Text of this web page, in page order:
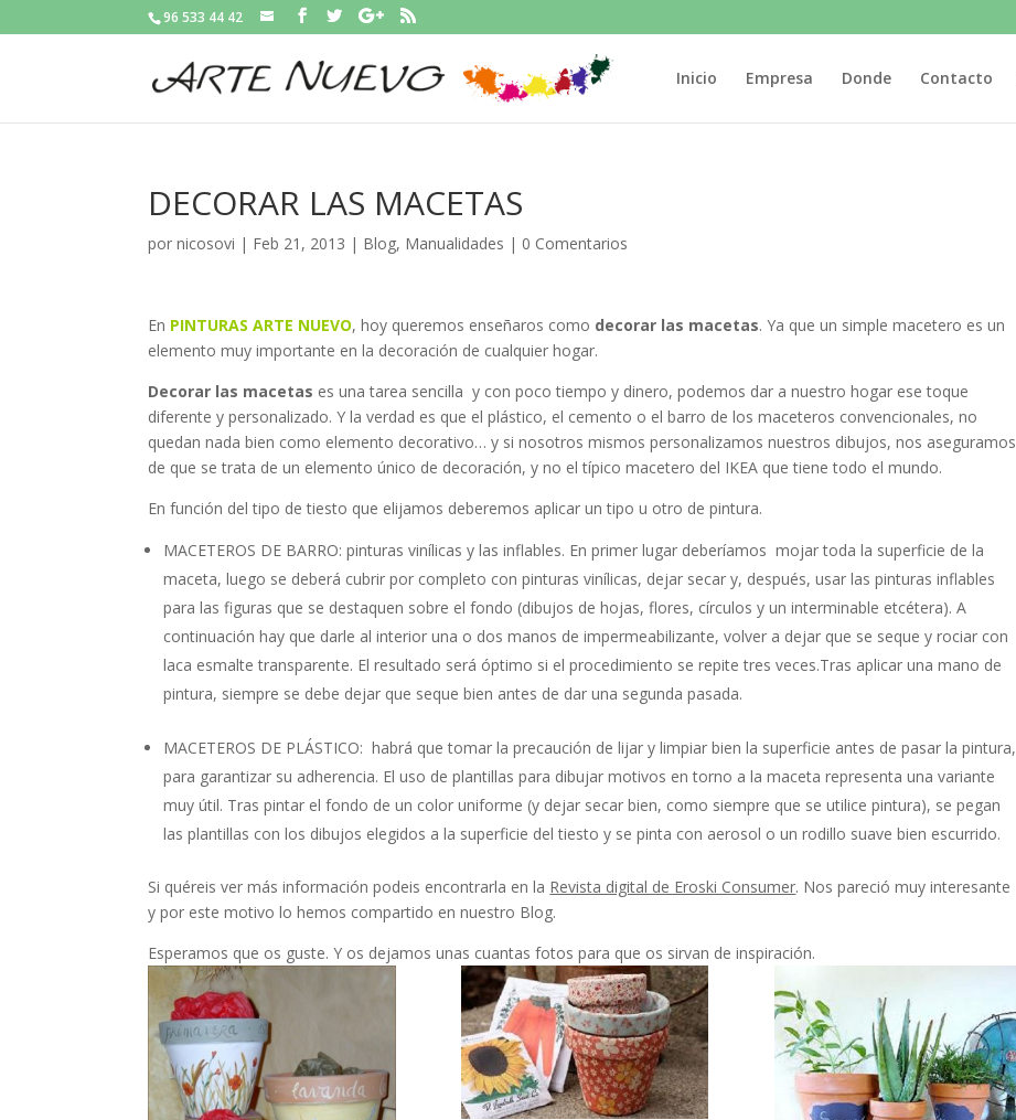
96 533 44 42
Inicio Empresa Donde Contacto
DECORAR LAS MACETAS
pornicosovi | Feb 21, 2013 | Blog, Manualidades | 0 Comentarios
En PINTURAS ARTE NUEVO, hoy queremos enseñaros como decorar las macetas. Ya que un simple macetero es un
elemento muy importante en la decoración de cualquier hogar.
Decorar las macetas es una tarea sencilla y con poco tiempo y dinero, podemos dar a nuestro hogar ese toque
diferente y personalizado. Y la verdad es que el plástico, el cemento o el barro de los maceteros convencionales, no
quedan nada bien como elemento decorativo… y si nosotros mismos personalizamos nuestros dibujos, nos aseguramos
de que se trata de un elemento único de decoración, y no el típico macetero del IKEA que tiene todo el mundo.
En función del tipo de tiesto que elijamos deberemos aplicar un tipo u otro de pintura.
MACETEROS DE BARRO: pinturas vinílicas y las inflables. En primer lugar deberíamos mojar toda la superficie de la
maceta, luego se deberá cubrir por completo con pinturas vinílicas, dejar secar y, después, usar las pinturas inflables
para las figuras que se destaquen sobre el fondo (dibujos de hojas, flores, círculos y un interminable etcétera). A
continuación hay que darle al interior una o dos manos de impermeabilizante, volver a dejar que se seque y rociar con
laca esmalte transparente. El resultado será óptimo si el procedimiento se repite tres veces.Tras aplicar una mano de
pintura, siempre se debe dejar que seque bien antes de dar una segunda pasada.
MACETEROS DE PLÁSTICO: habrá que tomar la precaución de lijar y limpiar bien la superficie antes de pasar la pintura,
para garantizar su adherencia. El uso de plantillas para dibujar motivos en torno a la maceta representa una variante
muy útil. Tras pintar el fondo de un color uniforme (y dejar secar bien, como siempre que se utilice pintura), se pegan
las plantillas con los dibujos elegidos a la superficie del tiesto y se pinta con aerosol o un rodillo suave bien escurrido.
Si quéreis ver más información podeis encontrarla en la Revista digital de Eroski Consumer. Nos pareció muy interesante
y por este motivo lo hemos compartido en nuestro Blog.
Esperamos que os guste. Y os dejamos unas cuantas fotos para que os sirvan de inspiración.